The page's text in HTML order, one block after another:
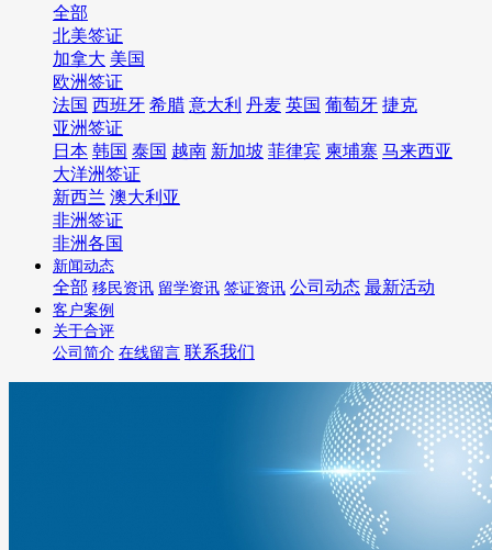
全部
北美签证
加拿大 美国
欧洲签证
法国 西班牙 希腊 意大利 丹麦 英国 葡萄牙 捷克
亚洲签证
日本 韩国 泰国 越南 新加坡 菲律宾 柬埔寨 马来西亚
大洋洲签证
新西兰 澳大利亚
非洲签证
非洲各国
新闻动态
全部 移民资讯 留学资讯 签证资讯 公司动态 最新活动
客户案例
关于合评
公司简介 在线留言 联系我们